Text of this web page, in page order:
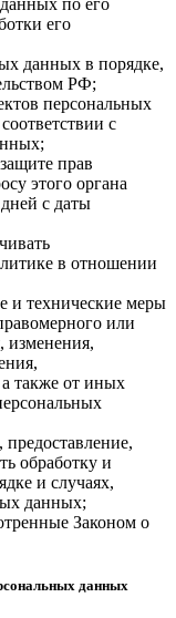
по его
его
данных в порядке,
РФ;
персональных
с
прав
этого органа
с даты
в отношении
и технические меры
или
изменения,
также от иных
предоставление,
обработку и
и случаях,
данных;
Законом о
данных